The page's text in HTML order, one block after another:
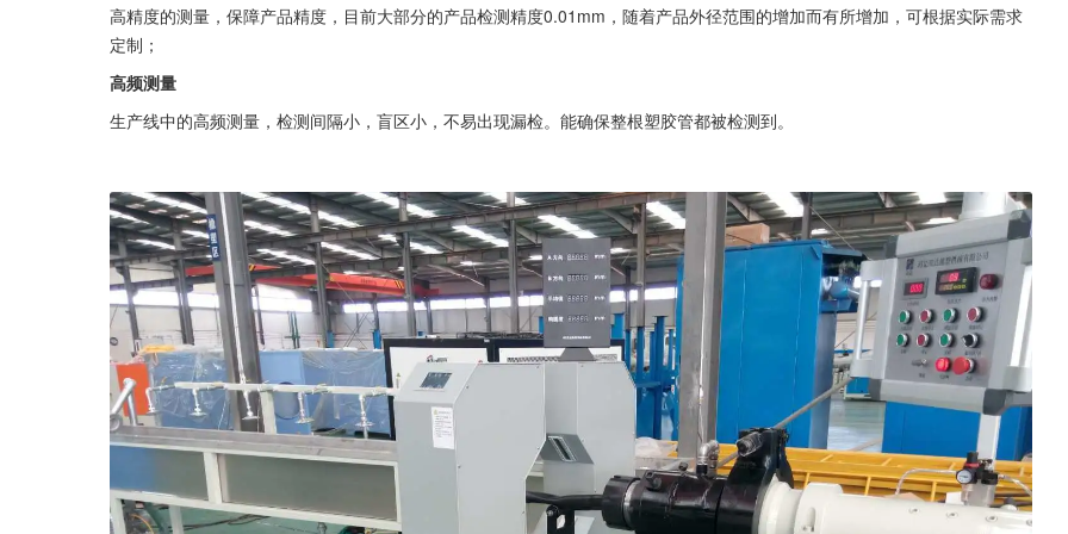
高精度的测量，保障产品精度，目前大部分的产品检测精度0.01mm，随着产品外径范围的增加而有所增加，可根据实际需求
定制；
高频测量
生产线中的高频测量，检测间隔小，盲区小，不易出现漏检。能确保整根塑胶管都被检测到。